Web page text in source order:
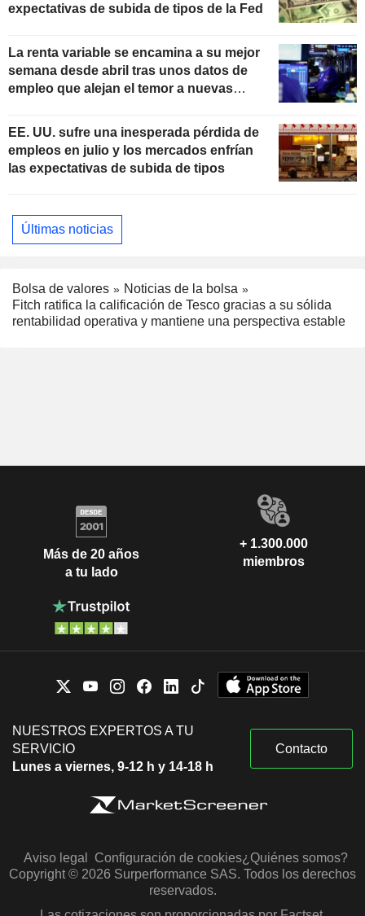
expectativas de subida de tipos de la Fed
La renta variable se encamina a su mejor
semana desde abril tras unos datos de
empleo que alejan el temor a nuevas
EE. UU. sufre una inesperada pérdida de
empleos en julio y los mercados enfrían
las expectativas de subida de tipos
Últimas noticias
Bolsa de valores
Noticias de la bolsa
Fitch ratifica la calificación de Tesco gracias a su sólida
rentabilidad operativa y mantiene una perspectiva estable
Más de 20 años
a tu lado
+ 1.300.000
miembros
NUESTROS EXPERTOS A TU
SERVICIO
Lunes a viernes, 9-12 h y 14-18 h
Contacto
Aviso legal Configuración de cookies¿Quiénes somos?
Copyright © 2026 Surperformance SAS. Todos los derechos
reservados.